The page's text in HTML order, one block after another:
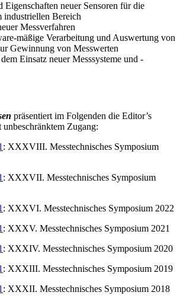
Eigenschaften neuer Sensoren für die
industriellen Bereich
Messverfahren
mäßige Verarbeitung und Auswertung von
Gewinnung von Messwerten
Einsatz neuer Messsysteme und -
präsentiert im Folgenden die Editor’s
Zugang:
: XXXVIII. Messtechnisches Symposium
: XXXVII. Messtechnisches Symposium
: XXXVI. Messtechnisches Symposium 2022
: XXXV. Messtechnisches Symposium 2021
: XXXIV. Messtechnisches Symposium 2020
: XXXIII. Messtechnisches Symposium 2019
: XXXII. Messtechnisches Symposium 2018